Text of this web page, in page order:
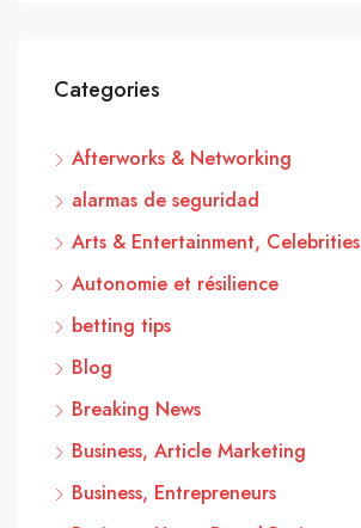
Categories
Afterworks & Networking
alarmas de seguridad
Arts & Entertainment, Celebrities
Autonomie et résilience
betting tips
Blog
Breaking News
Business, Article Marketing
Business, Entrepreneurs